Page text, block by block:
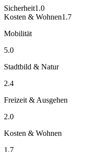
Sicherheit1.0
Kosten & Wohnen1.7
Mobilität
5.0
Stadtbild & Natur
2.4
Freizeit & Ausgehen
2.0
Kosten & Wohnen
1.7